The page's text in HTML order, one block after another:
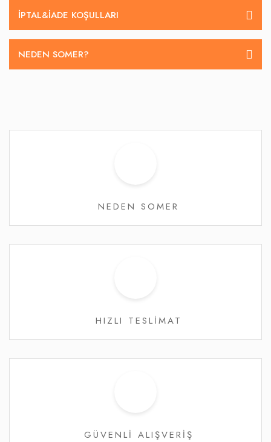
İPTAL&IADE KOŞULLARI
NEDEN SOMER?
NEDEN SOMER
HIZLI TESLİMAT
GÜVENLİ ALIŞVERİŞ